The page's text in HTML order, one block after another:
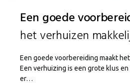
Een goede
het verhuizen
Een goede voorbereiding maakt
Een verhuizing is een grote klus
er…